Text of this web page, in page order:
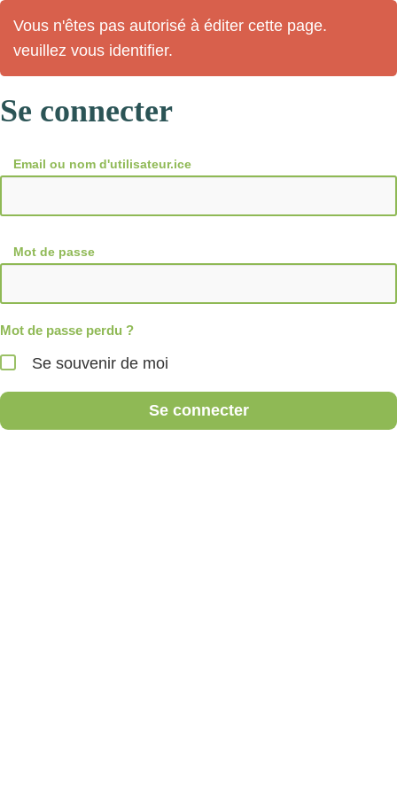
Vous n'êtes pas autorisé à éditer cette page.
veuillez vous identifier.
Se connecter
Email ou nom d'utilisateur.ice
Mot de passe
Mot de passe perdu ?
Se souvenir de moi
Se connecter